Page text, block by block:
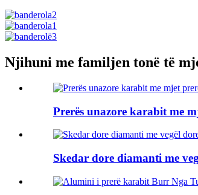
Njihuni me familjen tonë të
Prerës unazore karabit me
Skedar dore diamanti me